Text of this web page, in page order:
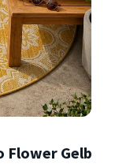
Flower Gelb